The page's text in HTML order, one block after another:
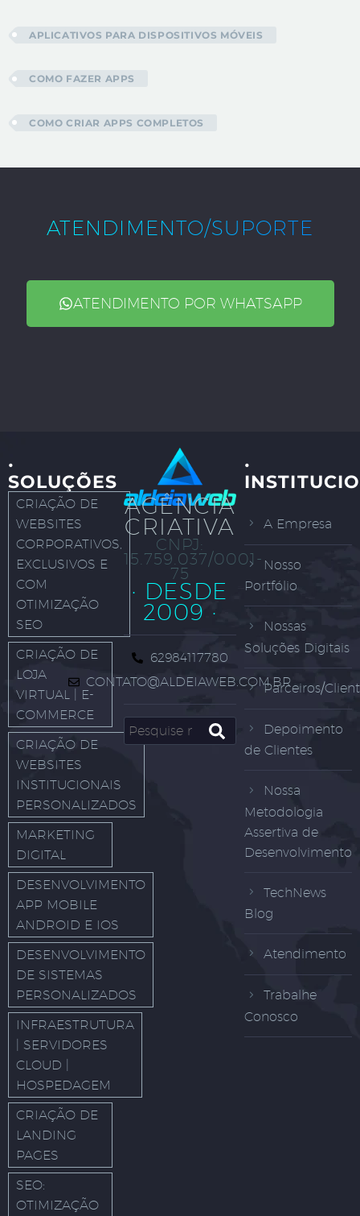
APLICATIVOS PARA DISPOSITIVOS MÓVEIS
COMO FAZER APPS
COMO CRIAR APPS COMPLETOS
ATENDIMENTO/SUPORTE
ATENDIMENTO POR WHATSAPP
·
SOLUÇÕES
CRIAÇÃO DE
WEBSITES
CORPORATIVOS,
EXCLUSIVOS E
COM
OTIMIZAÇÃO
SEO
CRIAÇÃO DE
LOJA
VIRTUAL | E-
COMMERCE
CRIAÇÃO DE
WEBSITES
INSTITUCIONAIS
PERSONALIZADOS
MARKETING
DIGITAL
DESENVOLVIMENTO
APP MOBILE
ANDROID E IOS
DESENVOLVIMENTO
DE SISTEMAS
PERSONALIZADOS
INFRAESTRUTURA
| SERVIDORES
CLOUD |
HOSPEDAGEM
CRIAÇÃO DE
LANDING
PAGES
SEO:
OTIMIZAÇÃO
AGÊNCIA
CRIATIVA
CNPJ:
15.759.037/0001-
75
· DESDE
2009 ·
62984117780
CONTATO@ALDEIAWEB.COM.BR
·
A Empresa
Nosso
Portfólio
Nossas
Soluções Digitais
Parceiros/
Depoimento
de Clientes
Nossa
Metodologia
Assertiva de
Desenvolvimento
TechNews
Blog
Atendimento
Trabalhe
Conosco